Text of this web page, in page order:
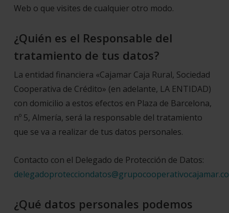
Web o que visites de cualquier otro modo.
¿Quién es el Responsable del
tratamiento de tus datos?
La entidad financiera «Cajamar Caja Rural, Sociedad
Cooperativa de Crédito» (en adelante, LA ENTIDAD)
con domicilio a estos efectos en Plaza de Barcelona,
nº 5, Almería, será la responsable del tratamiento
que se va a realizar de tus datos personales.
Contacto con el Delegado de Protección de Datos:
¿Qué datos personales podemos